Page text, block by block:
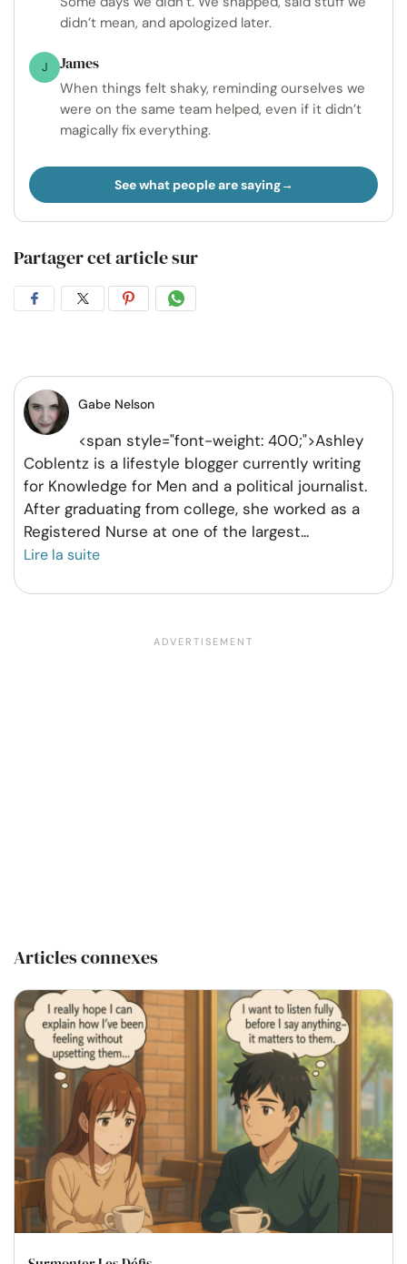
didn’t mean, and apologized later.
J James
When things felt shaky, reminding ourselves we
were on the same team helped, even if it didn’t
magically fix everything.
See what people are saying
Partager cet article sur
PartagerPartagerPartagerPartager
Gabe Nelson
<span style="font-weight: 400;">Ashley
Coblentz is a lifestyle blogger currently writing
for Knowledge for Men and a political journalist.
After graduating from college, she worked as a
Registered Nurse at one of the largest...
Lire la suite
Articles connexes